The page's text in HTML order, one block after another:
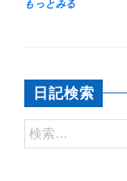
日記検索